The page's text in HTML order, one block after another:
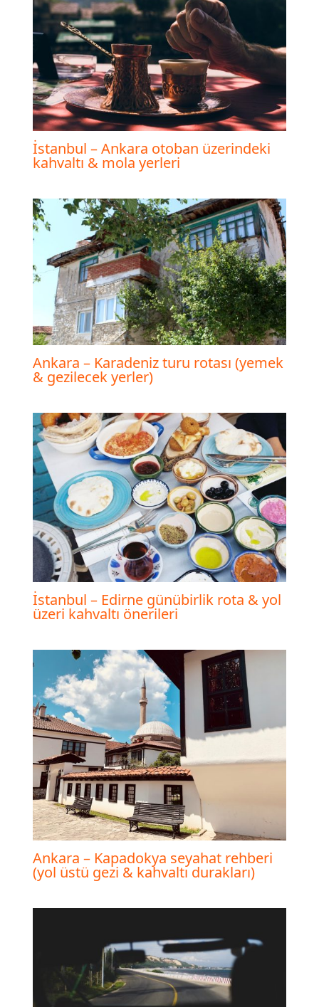
İstanbul – Ankara otoban üzerindeki
kahvaltı & mola yerleri
Ankara – Karadeniz turu rotası (yemek
& gezilecek yerler)
İstanbul – Edirne günübirlik rota & yol
üzeri kahvaltı önerileri
Ankara – Kapadokya seyahat rehberi
(yol üstü gezi & kahvaltı durakları)